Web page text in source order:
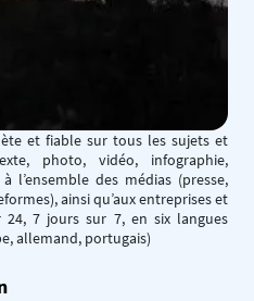
et fiable sur tous les sujets et
photo, vidéo, infographie,
l’ensemble des médias (presse,
ainsi qu’aux entreprises et
7 jours sur 7, en six langues
allemand, portugais)